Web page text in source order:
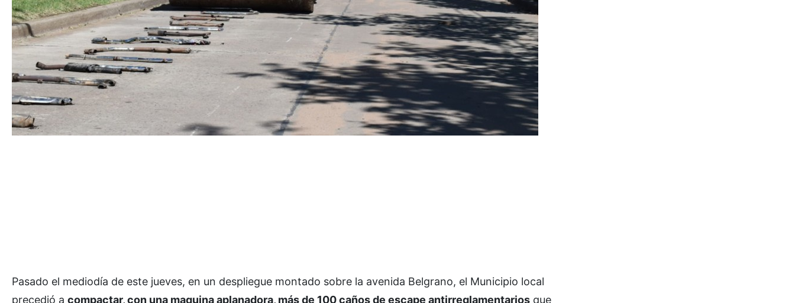
Pasado el mediodía de este jueves, en un despliegue montado sobre la avenida Belgrano, el Municipio local
precedió a compactar, con una maquina aplanadora, más de 100 caños de escape antirreglamentarios que